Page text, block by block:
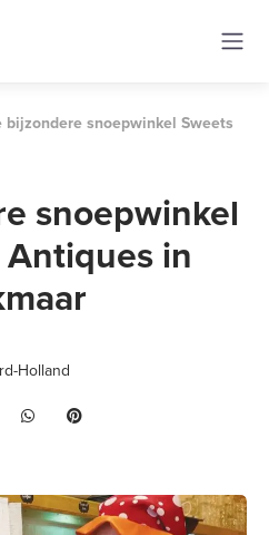
bijzondere snoepwinkel Sweets
snoepwinkel
in
Holland